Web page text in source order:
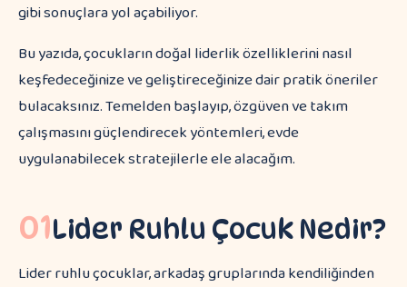
gibi sonuçlara yol açabiliyor.
Bu yazıda, çocukların doğal liderlik özelliklerini nasıl
keşfedeceğinize ve geliştireceğinize dair pratik öneriler
bulacaksınız. Temelden başlayıp, özgüven ve takım
çalışmasını güçlendirecek yöntemleri, evde
uygulanabilecek stratejilerle ele alacağım.
01Lider Ruhlu Çocuk Nedir?
Lider ruhlu çocuklar, arkadaş gruplarında kendiliğinden